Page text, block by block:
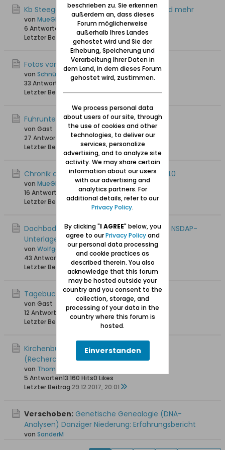
Kb Steegen - Taufen von 1678 bis 1710 und mehr
von MueGlo
6 Antworten
6.484 Hits0 Likes
Letzter Beitrag
30.10.2022, 17:29
Fotos von Steegen
von Schnüpperle
33 Antworten
48.469 Hits
0 Likes
Letzter Beitrag25.10.2021, 07:48
Fuhrunternehmen Grabowski
von Gast
27 Antworten
29.085 Hits0 Likes
Letzter Beitrag
21.07.2021, 03:20
Chronik der Kirche von Steegen 1650 - 1940
von MueGlo
16 Antworten
24.508 Hits0 Likes
Letzter Beitrag21.10.2020, 19:58
Dachbodenfund in Steegen: Zwei Kartons NSDAP-
Unterlagen
von Wolfgang
43 Antworten
49.532 Hits0 Likes
Letzter Beitrag
04.07.2019, 18:17
Tagebuch "Flucht aus Steegen"
von Gast
12 Antworten
18.385 Hits0 Likes
Letzter Beitrag
16.08.2018, 09:05
Kirchenbücher Steegen vor 1874
(Recherchemöglichkeiten)
von Thomas_G
5 Antworten13.160 Hits0 Likes
Letzter Beitrag 29.12.2017, 20:01
Verschoben: Genetische Genealogie (DNA-
Analysen) Danziger Niederung: Erfahrungsbericht
von SanderM
beschrieben zu. Sie erkennen
außerdem an, dass dieses
Forum möglicherweise
außerhalb Ihres Landes
gehostet wird und Sie der
Erhebung, Speicherung und
Verarbeitung Ihrer Daten in
dem Land, in dem dieses Forum
gehostet wird, zustimmen.
We process personal data
about users of our site, through
the use of cookies and other
technologies, to deliver our
services, personalize
advertising, and to analyze site
activity. We may share certain
information about our users
with our advertising and
analytics partners. For
additional details, refer to our
Privacy Policy.
By clicking "I AGREE" below, you
agree to ourPrivacy Policyand
our personal data processing
and cookie practices as
described therein. You also
acknowledge that this forum
may be hosted outside your
country and you consent to the
collection, storage, and
processing of your data in the
country where this forum is
hosted.
Einverstanden